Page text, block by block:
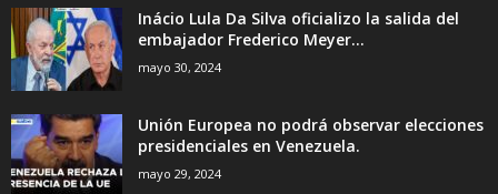
Inácio Lula Da Silva oficializo la salida del
embajador Frederico Meyer...
mayo 30, 2024
Unión Europea no podrá observar elecciones
presidenciales en Venezuela.
mayo 29, 2024